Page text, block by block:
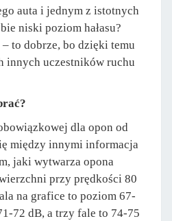
auta i jednym z istotnych
niski poziom hałasu?
to dobrze, bo dzięki temu
innych uczestników ruchu
dla opon od
między innymi informacja
jaki wytwarza opona
przy prędkości 80
na grafice to poziom 67-
72 dB, a trzy fale to 74-75